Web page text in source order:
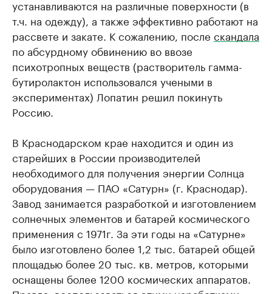
устанавливаются на различные поверхности (в
т.ч. на одежду), а также эффективно работают на
рассвете и закате. К сожалению, после скандала
по абсурдному обвинению во ввозе
психотропных веществ (растворитель гамма-
бутиролактон использовался учеными в
экспериментах) Лопатин решил покинуть
Россию.
В Краснодарском крае находится и один из
старейших в России производителей
необходимого для получения энергии Солнца
оборудования — ПАО «Сатурн» (г. Краснодар).
Завод занимается разработкой и изготовлением
солнечных элементов и батарей космического
применения с 1971г. За эти годы на «Сатурне»
было изготовлено более 1,2 тыс. батарей общей
площадью более 20 тыс. кв. метров, которыми
оснащены более 1200 космических аппаратов.